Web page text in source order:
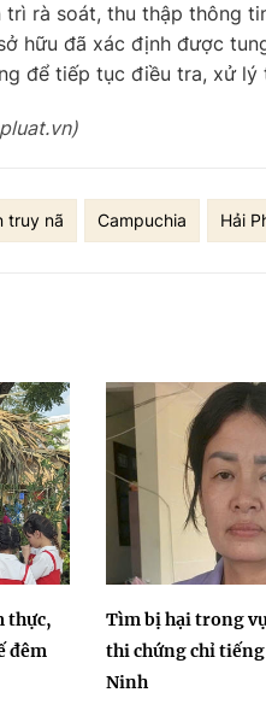
trì rà soát, thu thập thông
hữu đã xác định được
để tiếp tục điều tra, xử lý
truy nã Campuchia Hải
thực,
đêm
​Tìm bị hại trong
thi chứng chỉ tiếng
Ninh